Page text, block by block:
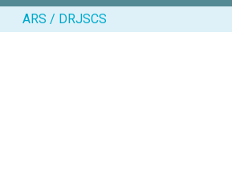
ARS / DRJSCS